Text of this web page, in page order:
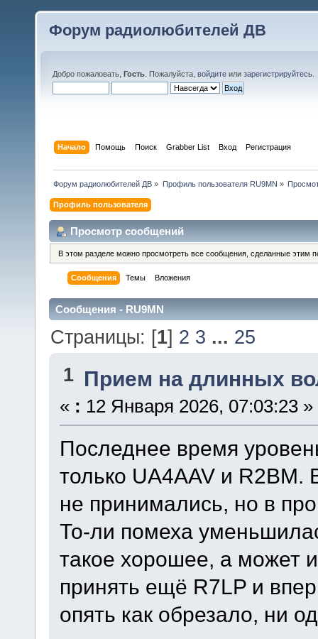
Форум радиолюбителей ДВ
Добро пожаловать, Гость . Пожалуйста, войдите или зарегистрируйтесь
Начало Помощь Поиск Grabber List Вход Регистрация
Форум радиолюбителей ДВ » Профиль пользователя RU9MN »
Профиль пользователя
Просмотр сообщений
В этом разделе можно просмотреть все сообщения, сделанные этим
Сообщения Темы Вложения
Сообщения - RU9MN
Страницы: [1] 2 3 ... 25
1 Прием на длинных
« : 12 Января 2026, 07:03:23 »
Последнее время
только UA4AAV и
не принимались, но в
То-ли помеха
такое хорошее, а может
принять ещё R7LP и
опять как обрезало, ни